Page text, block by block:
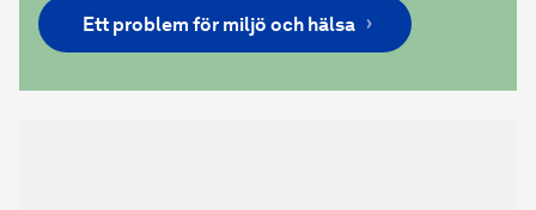
Ett problem för miljö och hälsa